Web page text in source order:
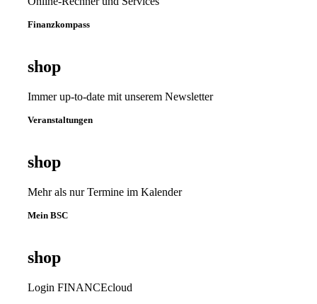
Finanzkompass
shop
Immer up-to-date mit unserem Newsletter
Veranstaltungen
shop
Mehr als nur Termine im Kalender
Mein BSC
shop
Login FINANCEcloud